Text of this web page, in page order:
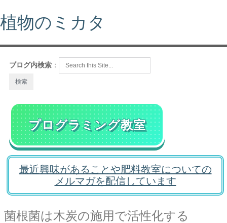
植物のミカタ
ブログ内検索 ：
プログラミング教室
最近興味があることや肥料教室についての
メルマガを配信しています
菌根菌は木炭の施用で活性化する